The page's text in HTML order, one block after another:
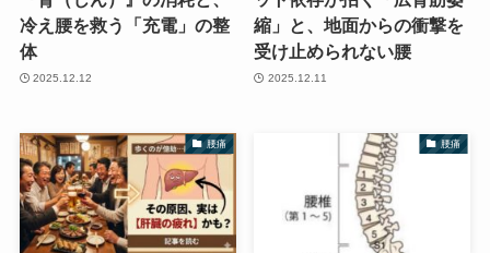
冷え腰を救う「充電」の整
体
2025.12.12
縮」と、地面からの衝撃を
受け止められない腰
2025.12.11
腰痛 腰痛